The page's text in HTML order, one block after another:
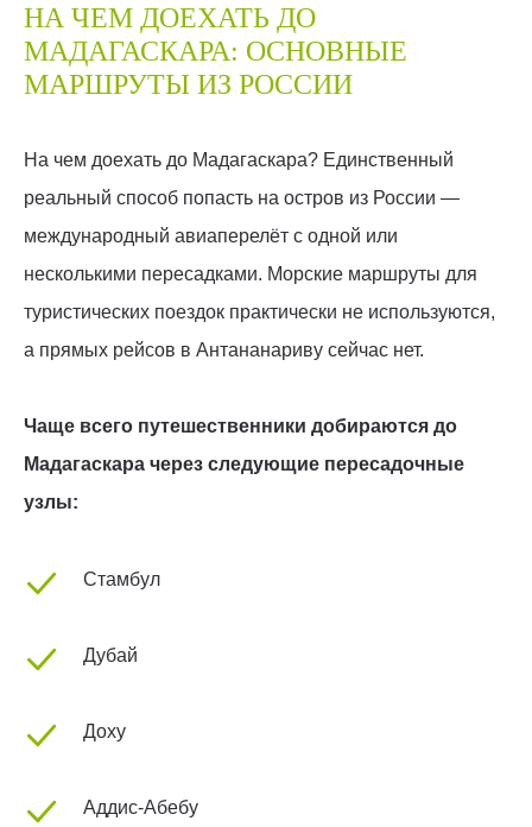
НА ЧЕМ ДОЕХАТЬ ДО
МАДАГАСКАРА: ОСНОВНЫЕ
МАРШРУТЫ ИЗ РОССИИ
На чем доехать до Мадагаскара? Единственный
реальный способ попасть на остров из России —
международный авиаперелёт с одной или
несколькими пересадками. Морские маршруты для
туристических поездок практически не используются,
а прямых рейсов в Антананариву сейчас нет.
Чаще всего путешественники добираются до
Мадагаскара через следующие пересадочные
узлы:
Стамбул
Дубай
Доху
Аддис-Абебу